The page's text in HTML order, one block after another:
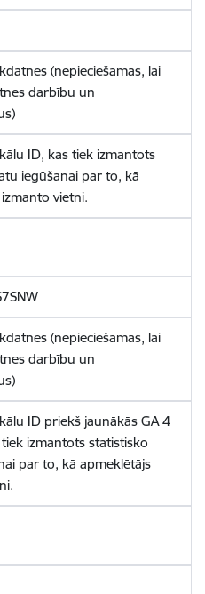
(nepieciešamas, lai
darbību un
ID, kas tiek izmantots
iegūšanai par to, kā
vietni.
(nepieciešamas, lai
darbību un
ID priekš jaunākās GA 4
izmantots statistisko
par to, kā apmeklētājs